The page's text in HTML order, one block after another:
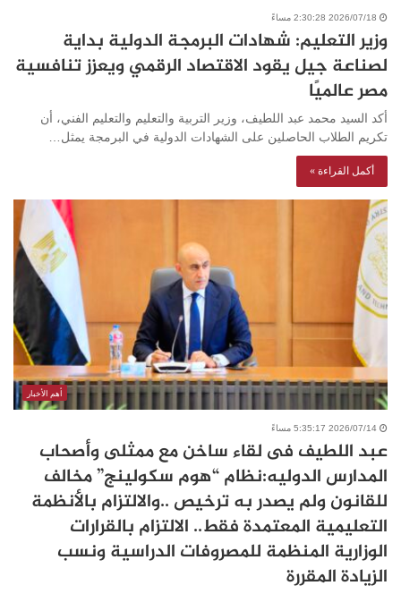
2026/07/18 2:30:28 مساءً
وزير التعليم: شهادات البرمجة الدولية بداية
لصناعة جيل يقود الاقتصاد الرقمي ويعزز تنافسية
مصر عالميًا
أكد السيد محمد عبد اللطيف، وزير التربية والتعليم والتعليم الفني، أن
تكريم الطلاب الحاصلين على الشهادات الدولية في البرمجة يمثل…
أكمل القراءة »
أهم الأخبار
2026/07/14 5:35:17 مساءً
عبد اللطيف فى لقاء ساخن مع ممثلى وأصحاب
المدارس الدوليه:نظام “هوم سكولينج” مخالف
للقانون ولم يصدر به ترخيص ..والالتزام بالأنظمة
التعليمية المعتمدة فقط.. الالتزام بالقرارات
الوزارية المنظمة للمصروفات الدراسية ونسب
الزيادة المقررة